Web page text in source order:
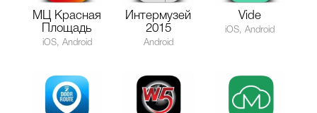
МЦ Красная
Площадь
iOS, Android
Интермузей
2015
Android
Vide
iOS, Android